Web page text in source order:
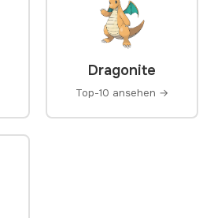
Dragonite
Top-10 ansehen →